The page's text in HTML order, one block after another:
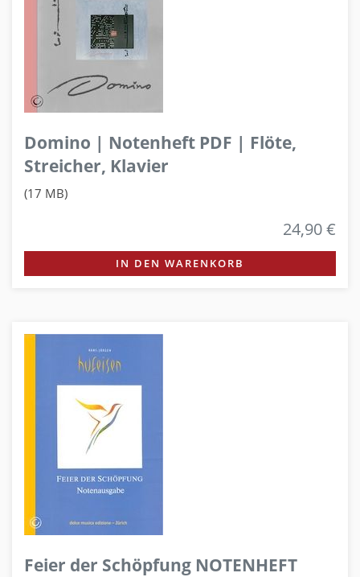
Domino | Notenheft PDF | Flöte,
Streicher, Klavier
(17 MB)
24,90 €
IN DEN WARENKORB
Feier der Schöpfung NOTENHEFT